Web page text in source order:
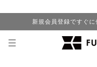
新規会員登録ですぐ